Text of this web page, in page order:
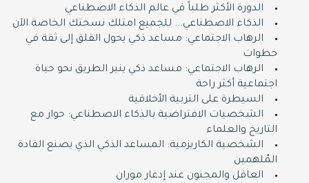
الدورة اﻷكثر طلباً في عالم الذكاء الاصطناعي
الذكاء الاصطناعي... للجميع امتلك نسختك الخاصة اﻵن
الرهاب الاجتماعي: مساعد ذكي يحول القلق إلى ثقة في
خطوات
الرهاب الاجتماعي: مساعد ذكي ينير الطريق نحو حياة
اجتماعية أكثر راحة
السيطرة على التربية الأخلاقية
الشخصيات الافتراضية بالذكاء الاصطناعي: حوار مع
التاريخ والعلماء
الشخصية الكاريزمية: المساعد الذكي الذي يصنع القادة
المُلهمين
العاقل والمجنون عند إدغار موران